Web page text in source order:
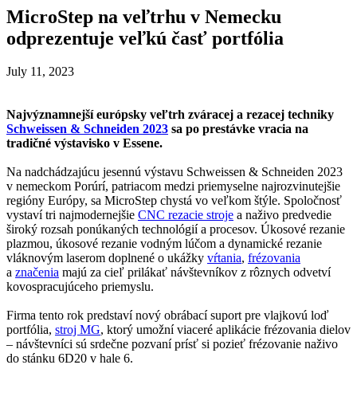
MicroStep na veľtrhu v Nemecku
odprezentuje veľkú časť portfólia
July 11, 2023
Najvýznamnejší európsky veľtrh zváracej a rezacej techniky
Schweissen & Schneiden 2023 sa po prestávke vracia na
tradičné výstavisko v Essene.
Na nadchádzajúcu jesennú výstavu Schweissen & Schneiden 2023
v nemeckom Porúrí, patriacom medzi priemyselne najrozvinutejšie
regióny Európy, sa MicroStep chystá vo veľkom štýle. Spoločnosť
vystaví tri najmodernejšie CNC rezacie stroje a naživo predvedie
široký rozsah ponúkaných technológií a procesov. Úkosové rezanie
plazmou, úkosové rezanie vodným lúčom a dynamické rezanie
vláknovým laserom doplnené o ukážky vŕtania, frézovania
a značenia majú za cieľ prilákať návštevníkov z rôznych odvetví
kovospracujúceho priemyslu.
Firma tento rok predstaví nový obrábací suport pre vlajkovú loď
portfólia, stroj MG, ktorý umožní viaceré aplikácie frézovania dielov
– návštevníci sú srdečne pozvaní prísť si pozieť frézovanie naživo
do stánku 6D20 v hale 6.